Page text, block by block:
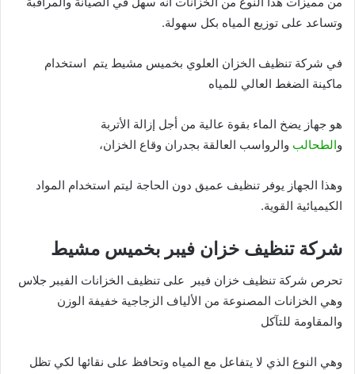
وتساعد على توزيع المياه بكل سهولة.
في شركة تنظيف الخزان العلوي بخميس مشيط يتم استخدام
ماكينة الضغط العالي للمياه
هو جهاز يضخ الماء بقوة عالية من أجل إزالة الأتربة
والطحالب والرواسب العالقة بجدران وقاع الخزان،
وهذا الجهاز يوفر تنظيف عميق دون الحاجة ليتم استخدام المواد
الكيميائية القوية.
شركة تنظيف خزان فيبر بخميس مشيط
تحرص شركة تنظيف خزان فيبر على تنظيف الخزانات الفيبر جلاس
وهي الخزانات المصنوعة من الألياف الزجاجية خفيفة الوزن
والمقاومة للتآكل
وهي النوع الذي لا يتفاعل مع المياه وتحافظ على نقائها لكي تظل